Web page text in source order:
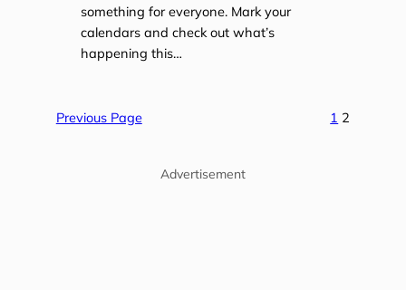
something for everyone. Mark your
calendars and check out what’s
happening this…
Previous Page 1 2
Advertisement